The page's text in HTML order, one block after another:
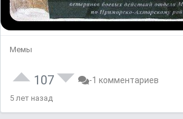
Мемы
107 -1 комментариев
5 лет назад